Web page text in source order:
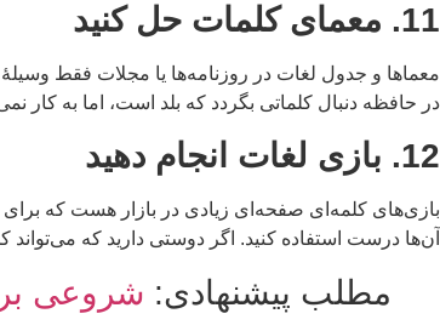
11. معمای کلمات حل کنید
معماها و جدول لغات در روزنامه‌ها یا مجلات فقط
در حافظه دنبال کلماتی بگردد که بلد است، اما به
12. بازی لغات انجام دهید
بازی‌های کلمه‌ای صفحه‌ای زیادی در بازار هست که
آن‌ها درست استفاده کنید. اگر دوستی دارید که می‌تواند
مطلب پیشنهادی: شروعی